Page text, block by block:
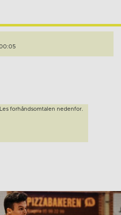
forhåndsomtalen nedenfor.